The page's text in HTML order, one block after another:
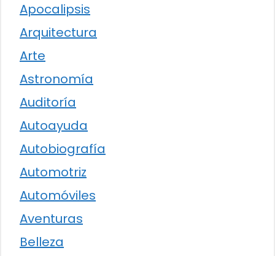
Apocalipsis
Arquitectura
Arte
Astronomía
Auditoría
Autoayuda
Autobiografía
Automotriz
Automóviles
Aventuras
Belleza